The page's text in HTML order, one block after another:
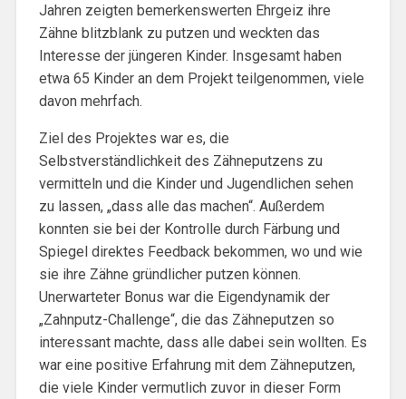
Jahren zeigten bemerkenswerten Ehrgeiz ihre
Zähne blitzblank zu putzen und weckten das
Interesse der jüngeren Kinder. Insgesamt haben
etwa 65 Kinder an dem Projekt teilgenommen, viele
davon mehrfach.
Ziel des Projektes war es, die
Selbstverständlichkeit des Zähneputzens zu
vermitteln und die Kinder und Jugendlichen sehen
zu lassen, „dass alle das machen“. Außerdem
konnten sie bei der Kontrolle durch Färbung und
Spiegel direktes Feedback bekommen, wo und wie
sie ihre Zähne gründlicher putzen können.
Unerwarteter Bonus war die Eigendynamik der
„Zahnputz-Challenge“, die das Zähneputzen so
interessant machte, dass alle dabei sein wollten. Es
war eine positive Erfahrung mit dem Zähneputzen,
die viele Kinder vermutlich zuvor in dieser Form